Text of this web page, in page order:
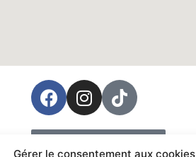
Gérer le consentement aux cookies